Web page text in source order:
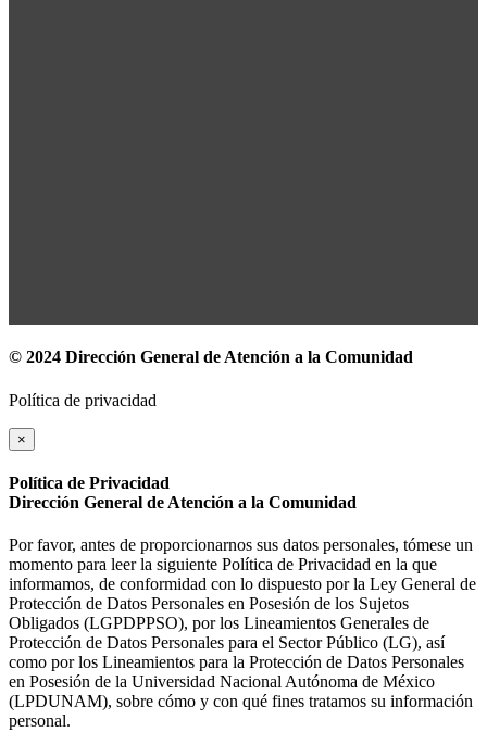
© 2024 Dirección General de Atención a la Comunidad
Política de privacidad
×
Política de Privacidad
Dirección General de Atención a la Comunidad
Por favor, antes de proporcionarnos sus datos personales, tómese un
momento para leer la siguiente Política de Privacidad en la que
informamos, de conformidad con lo dispuesto por la Ley General de
Protección de Datos Personales en Posesión de los Sujetos
Obligados (LGPDPPSO), por los Lineamientos Generales de
Protección de Datos Personales para el Sector Público (LG), así
como por los Lineamientos para la Protección de Datos Personales
en Posesión de la Universidad Nacional Autónoma de México
(LPDUNAM), sobre cómo y con qué fines tratamos su información
personal.